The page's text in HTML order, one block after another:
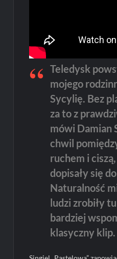
Teledysk
mojego
Sycylię. Bez
za to z
mówi Damian
chwil
ruchem i
dopisały się
Naturalność
ludzi zrobiły
bardziej
klasyczny klip.